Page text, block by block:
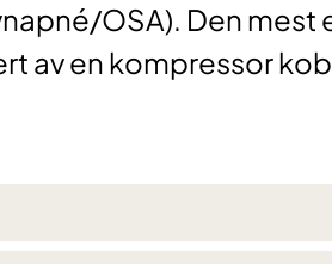
OSA). Den
av en kompressor